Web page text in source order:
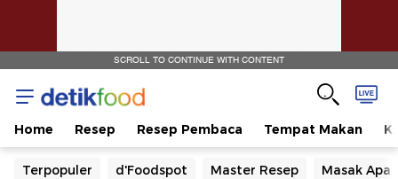
SCROLL TO CONTINUE WITH CONTENT
Home Resep Resep Pembaca Tempat Makan
Terpopuler d'Foodspot Master Resep Masak Apa